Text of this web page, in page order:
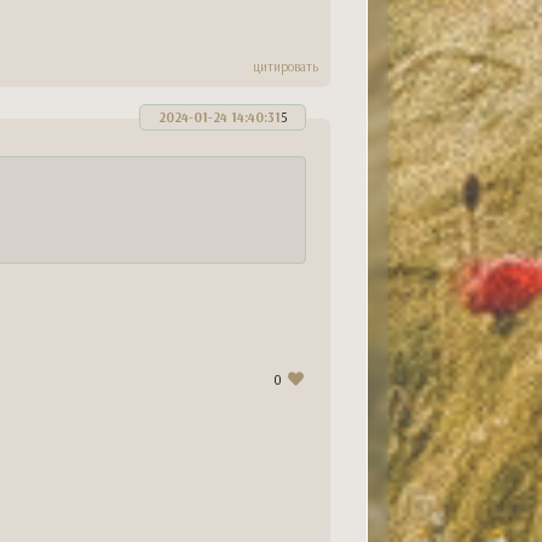
цитировать
5
2024-01-24 14:40:31
0